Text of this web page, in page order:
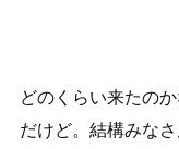
どのくらい来たの
だけど。結構みな